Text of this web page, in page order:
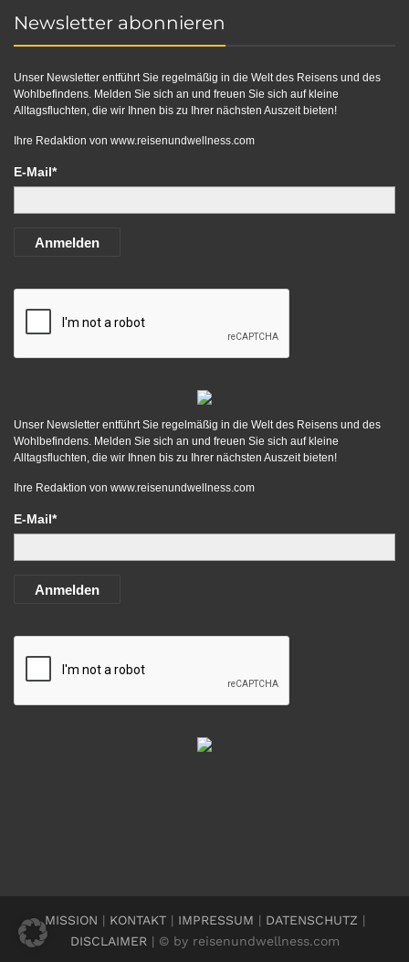
Newsletter abonnieren
Unser Newsletter entführt Sie regelmäßig in die Welt des Reisens und des
Wohlbefindens. Melden Sie sich an und freuen Sie sich auf kleine
Alltagsfluchten, die wir Ihnen bis zu Ihrer nächsten Auszeit bieten!
Ihre Redaktion von www.reisenundwellness.com
E-Mail*
Anmelden
Unser Newsletter entführt Sie regelmäßig in die Welt des Reisens und des
Wohlbefindens. Melden Sie sich an und freuen Sie sich auf kleine
Alltagsfluchten, die wir Ihnen bis zu Ihrer nächsten Auszeit bieten!
Ihre Redaktion von www.reisenundwellness.com
E-Mail*
Anmelden
MISSION | KONTAKT| IMPRESSUM | DATENSCHUTZ |
DISCLAIMER | © by reisenundwellness.com